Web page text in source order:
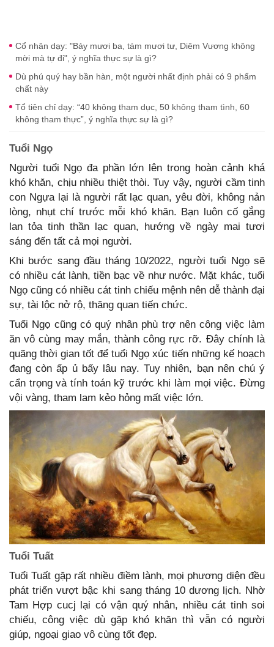
Cổ nhân dạy: "Bảy mươi ba, tám mươi tư, Diêm Vương không
mời mà tự đi", ý nghĩa thực sự là gì?
Dù phú quý hay bần hàn, một người nhất định phải có 9 phẩm
chất này
Tổ tiên chỉ dạy: “40 không tham dục, 50 không tham tình, 60
không tham thực”, ý nghĩa thực sự là gì?
Tuổi Ngọ
Người tuổi Ngọ đa phần lớn lên trong hoàn cảnh khá
khó khăn, chịu nhiều thiệt thòi. Tuy vậy, người cầm tinh
con Ngựa lại là người rất lạc quan, yêu đời, không nản
lòng, nhụt chí trước mỗi khó khăn. Bạn luôn cố gắng
lan tỏa tinh thần lạc quan, hướng về ngày mai tươi
sáng đến tất cả mọi người.
Khi bước sang đầu tháng 10/2022, người tuổi Ngọ sẽ
có nhiều cát lành, tiền bạc về như nước. Mặt khác, tuổi
Ngọ cũng có nhiều cát tinh chiếu mệnh nên dễ thành đại
sự, tài lộc nở rộ, thăng quan tiến chức.
Tuổi Ngọ cũng có quý nhân phù trợ nên công việc làm
ăn vô cùng may mắn, thành công rực rỡ. Đây chính là
quãng thời gian tốt để tuổi Ngọ xúc tiến những kế hoạch
đang còn ấp ủ bấy lâu nay. Tuy nhiên, bạn nên chú ý
cẩn trọng và tính toán kỹ trước khi làm mọi việc. Đừng
vội vàng, tham lam kẻo hỏng mất việc lớn.
Tuổi Tuất
Tuổi Tuất gặp rất nhiều điềm lành, mọi phương diện đều
phát triển vượt bậc khi sang tháng 10 dương lịch. Nhờ
Tam Hợp cucj lại có vận quý nhân, nhiều cát tinh soi
chiếu, công việc dù gặp khó khăn thì vẫn có người
giúp, ngoại giao vô cùng tốt đẹp.